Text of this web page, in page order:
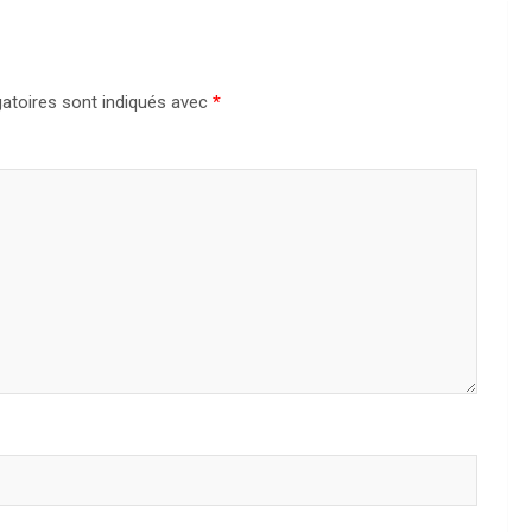
sont indiqués avec *